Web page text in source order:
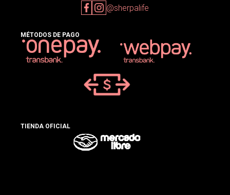
@sherpalife
MÉTODOS DE PAGO
TIENDA OFICIAL